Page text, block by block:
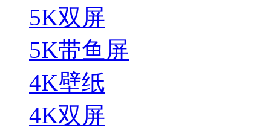
5K双屏
5K带鱼屏
4K壁纸
4K双屏